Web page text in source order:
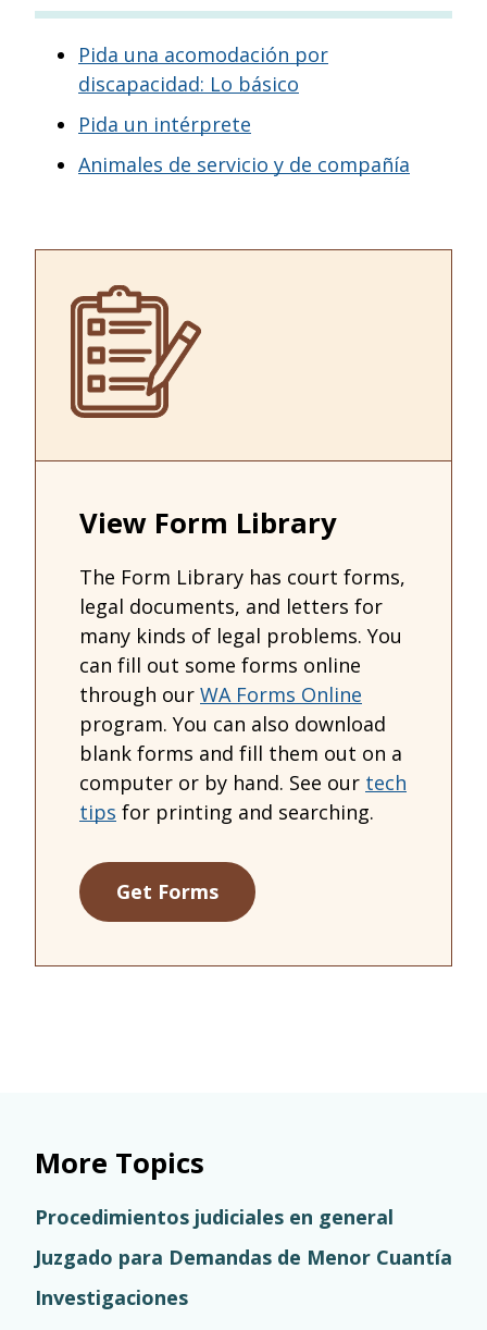
Pida una acomodación por
discapacidad: Lo básico
Pida un intérprete
Animales de servicio y de compañía
View Form Library
The Form Library has court forms,
legal documents, and letters for
many kinds of legal problems. You
can fill out some forms online
through our WA Forms Online
program. You can also download
blank forms and fill them out on a
computer or by hand. See our tech
tips for printing and searching.
Get Forms
More Topics
Procedimientos judiciales en general
Juzgado para Demandas de Menor Cuantía
Investigaciones